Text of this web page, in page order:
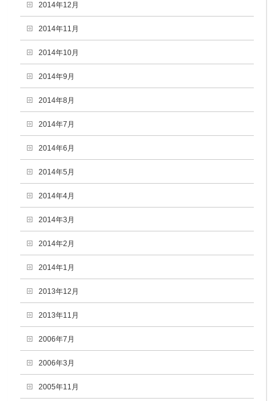
2014年12月
2014年11月
2014年10月
2014年9月
2014年8月
2014年7月
2014年6月
2014年5月
2014年4月
2014年3月
2014年2月
2014年1月
2013年12月
2013年11月
2006年7月
2006年3月
2005年11月